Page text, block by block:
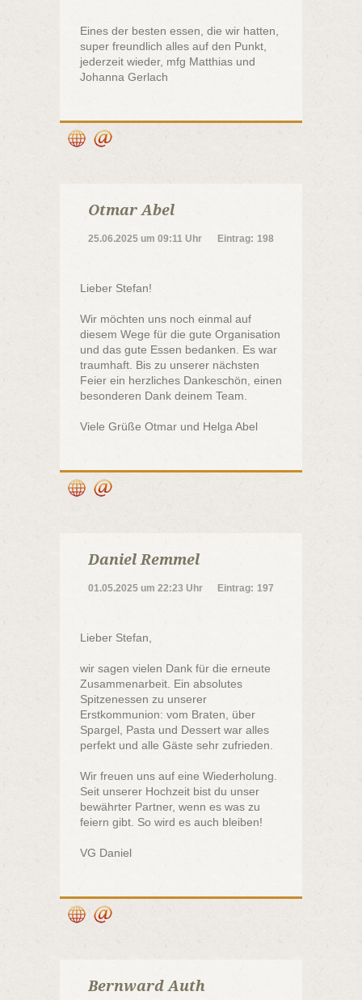
Eines der besten essen, die wir hatten,
super freundlich alles auf den Punkt,
jederzeit wieder, mfg Matthias und
Johanna Gerlach
Otmar Abel
25.06.2025 um 09:11 Uhr Eintrag: 198
Lieber Stefan!
Wir möchten uns noch einmal auf
diesem Wege für die gute Organisation
und das gute Essen bedanken. Es war
traumhaft. Bis zu unserer nächsten
Feier ein herzliches Dankeschön, einen
besonderen Dank deinem Team.
Viele Grüße Otmar und Helga Abel
Daniel Remmel
01.05.2025 um 22:23 Uhr Eintrag: 197
Lieber Stefan,
wir sagen vielen Dank für die erneute
Zusammenarbeit. Ein absolutes
Spitzenessen zu unserer
Erstkommunion: vom Braten, über
Spargel, Pasta und Dessert war alles
perfekt und alle Gäste sehr zufrieden.
Wir freuen uns auf eine Wiederholung.
Seit unserer Hochzeit bist du unser
bewährter Partner, wenn es was zu
feiern gibt. So wird es auch bleiben!
VG Daniel
Bernward Auth